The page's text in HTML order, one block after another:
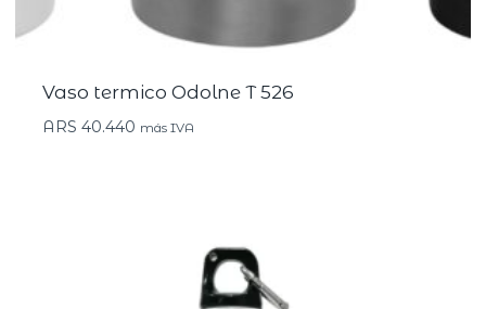
Vaso termico Odolne T 526
ARS 40.440 más IVA